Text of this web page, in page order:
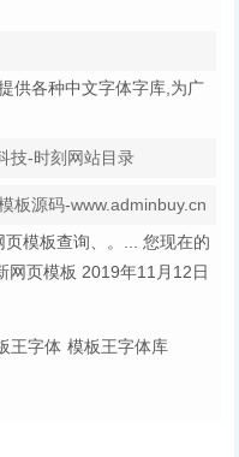
供各种中文字体字库,为广
技-时刻网站目录
板源码-www.adminbuy.cn
模板查询、。... 您现在的
网页模板 2019年11月12日
王字体 模板王字体库